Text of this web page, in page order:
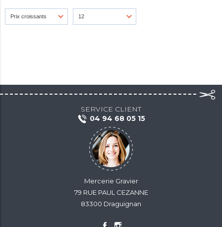
SERVICE CLIENT
04 94 68 05 15
Mercerie Gravier
79 RUE PAUL CEZANNE
83300 Draguignan